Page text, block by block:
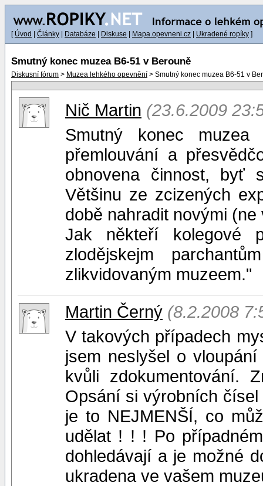
[ Úvod Články Databáze Diskuse Mapa.opevneni.cz Ukradené ropíky ]
Smutný konec muzea B6-51 v Berouně
Diskusní fórum > Muzea lehkého opevnění > Smutný konec muzea B6-51 v
Nič Martin (23.6.2009
Smutný konec
přemlouvání a
obnovena činnost, byť
Většinu ze zcizených
době nahradit novými
Jak někteří kolegové
zlodějskejm
zlikvidovaným muzeem."
Martin Černý (8.2.2008
V takových případech
jsem neslyšel o
kvůli zdokumentování.
Opsání si výrobních
je to NEJMENŠÍ, co
udělat ! ! ! Po
dohledávají a je možné
ukradena ve vašem